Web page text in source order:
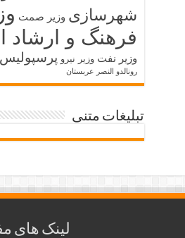
شهرسازی وزیر صمت
فرهنگ و ارشاد
وزیر نفت وزیر نیرو پرسپولیس
رونالدو النصر عربستان
تبلیغات متنی
لینک های